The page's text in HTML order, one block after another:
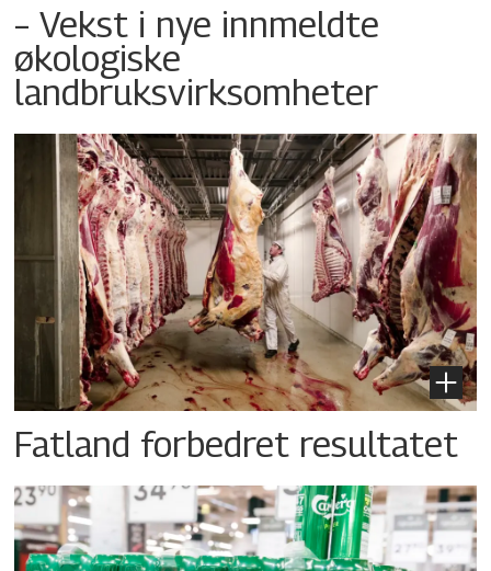
– Vekst i nye innmeldte
økologiske
landbruksvirksomheter
Fatland forbedret resultatet